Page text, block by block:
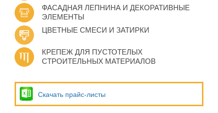
ФАСАДНАЯ ЛЕПНИНА И ДЕКОРАТИВНЫЕ
ЭЛЕМЕНТЫ
ЦВЕТНЫЕ СМЕСИ И ЗАТИРКИ
КРЕПЕЖ ДЛЯ ПУСТОТЕЛЫХ
СТРОИТЕЛЬНЫХ МАТЕРИАЛОВ
Скачать прайс-листы